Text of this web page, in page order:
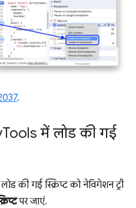
.
Tools में लोड की गई
की गई स्क्रिप्ट को नेविगेशन ट्री
पर जाएं.